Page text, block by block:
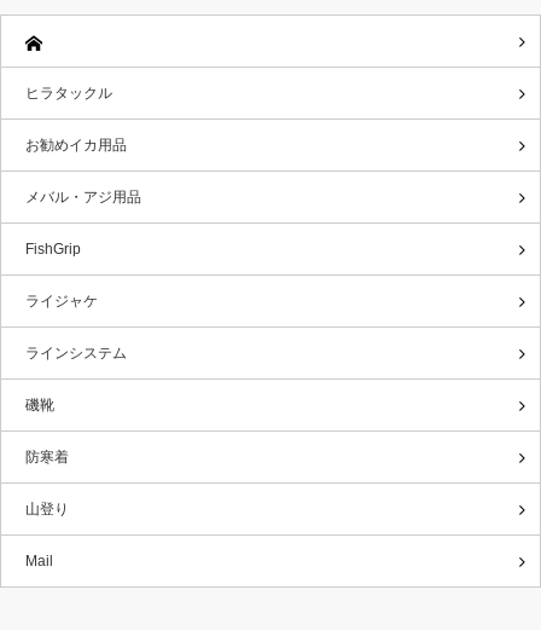
ヒラタックル
お勧めイカ用品
メバル・アジ用品
FishGrip
ライジャケ
ラインシステム
磯靴
防寒着
山登り
Mail